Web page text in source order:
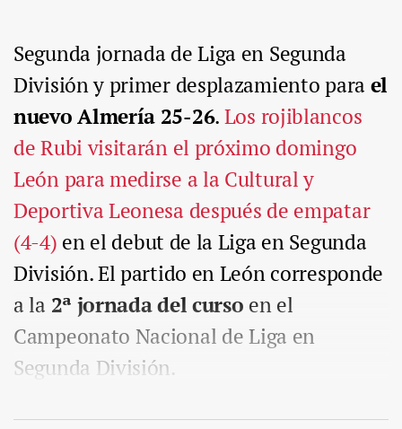
Segunda jornada de Liga en Segunda
División y primer desplazamiento para el
nuevo Almería 25-26.Los rojiblancos
de Rubi visitarán el próximo domingo
León para medirse a la Cultural y
Deportiva Leonesa después de empatar
(4-4) en el debut de la Liga en Segunda
División. El partido en León corresponde
a la 2ª jornada del curso en el
Campeonato Nacional de Liga en
Segunda División.